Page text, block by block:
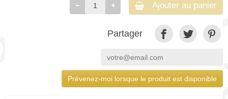
Ajouter au panier
Partager
Prévenez-moi lorsque le produit est disponible